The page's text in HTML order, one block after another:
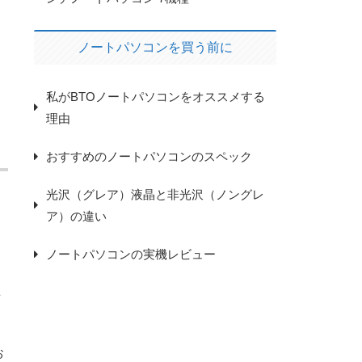
ノートパソコンを買う前に
私がBTOノートパソコンをオススメする
理由
おすすめのノートパソコンのスペック
光沢（グレア）液晶と非光沢（ノングレ
ア）の違い
ノートパソコンの実機レビュー